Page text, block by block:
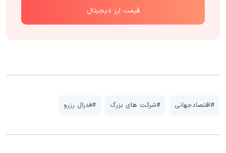
قیمت ارز دیجیتال
#اقتصادجهانی #شرکت های بزرگ #فدرال رزرو